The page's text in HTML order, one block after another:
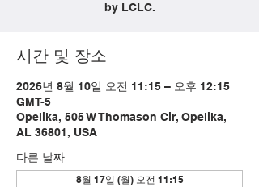
by LCLC.
시간 및 장소
2026년 8월 10일 오전 11:15 – 오후 12:15
GMT-5
Opelika, 505 W Thomason Cir, Opelika,
AL 36801, USA
다른 날짜
8월 17일 (월) 오전 11:15